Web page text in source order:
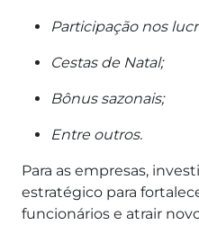
Participação nos
Cestas de Natal;
Bônus sazonais;
Entre outros.
Para as empresas,
estratégico para
funcionários e atrair